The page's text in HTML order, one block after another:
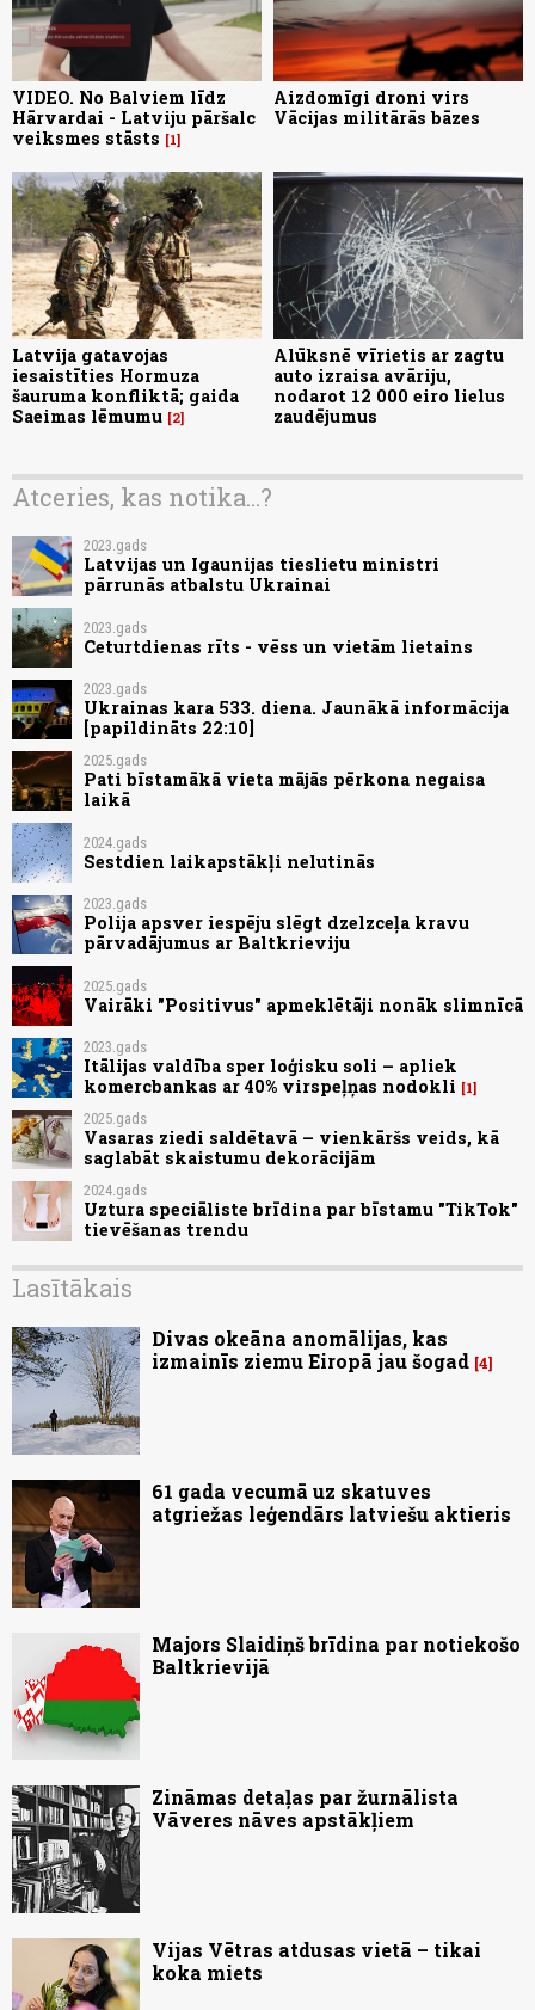
VIDEO. No Balviem līdz
Hārvardai - Latviju pāršalc
veiksmes stāsts
1
Aizdomīgi droni virs
Vācijas militārās bāzes
Latvija gatavojas
iesaistīties Hormuza
šauruma konfliktā; gaida
Saeimas lēmumu 2
Alūksnē vīrietis ar zagtu
auto izraisa avāriju,
nodarot 12 000 eiro lielus
zaudējumus
Atceries, kas notika...?
2023.gads
Latvijas un Igaunijas tieslietu ministri
pārrunās atbalstu Ukrainai
2023.gads
Ceturtdienas rīts - vēss un vietām lietains
2023.gads
Ukrainas kara 533. diena. Jaunākā informācija
[papildināts 22:10]
2025.gads
Pati bīstamākā vieta mājās pērkona negaisa
laikā
2024.gads
Sestdien laikapstākļi nelutinās
2023.gads
Polija apsver iespēju slēgt dzelzceļa kravu
pārvadājumus ar Baltkrieviju
2025.gads
Vairāki "Positivus" apmeklētāji nonāk slimnīcā
2023.gads
Itālijas valdība sper loģisku soli – apliek
komercbankas ar 40% virspeļņas nodokli
1
2025.gads
Vasaras ziedi saldētavā – vienkāršs veids, kā
saglabāt skaistumu dekorācijām
2024.gads
Uztura speciāliste brīdina par bīstamu "TikTok"
tievēšanas trendu
Lasītākais
Divas okeāna anomālijas, kas
izmainīs ziemu Eiropā jau šogad 4
61 gada vecumā uz skatuves
atgriežas leģendārs latviešu aktieris
Majors Slaidiņš brīdina par notiekošo
Baltkrievijā
Zināmas detaļas par žurnālista
Vāveres nāves apstākļiem
Vijas Vētras atdusas vietā – tikai
koka miets